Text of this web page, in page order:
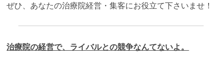
ぜひ、あなたの治療院経営・集客にお役立て下さいませ！
治療院の経営で、ライバルとの競争なんてないよ。